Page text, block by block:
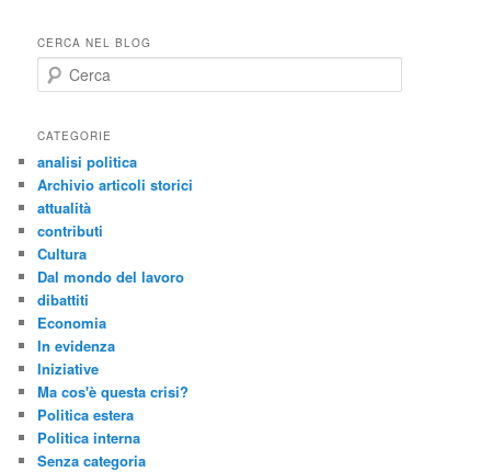
CERCA NEL BLOG
e
c
CATEGORIE
analisi politica
Archivio articoli storici
attualità
contributi
Cultura
Dal mondo del lavoro
dibattiti
Economia
In evidenza
Iniziative
Ma cos'è questa crisi?
Politica estera
Politica interna
Senza categoria